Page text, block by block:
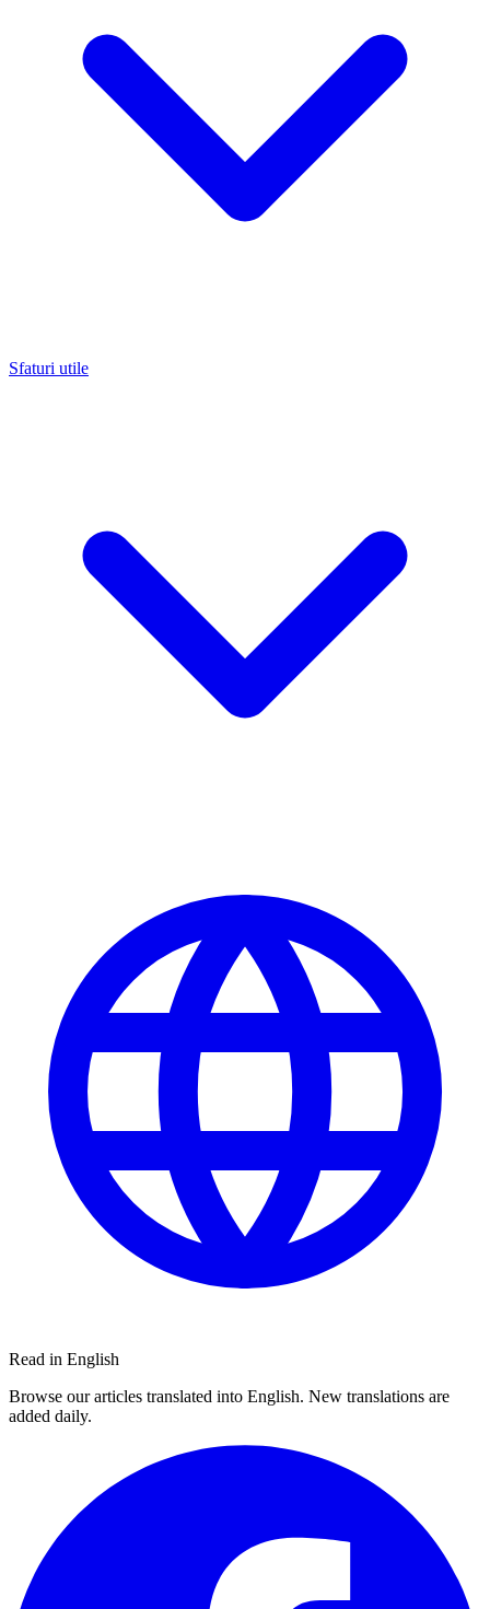
Sfaturi utile
Read in English
Browse our articles translated into English. New translations are
added daily.